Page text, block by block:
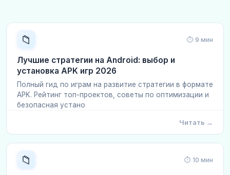
📁 ⏱ 9 мин
Лучшие стратегии на Android: выбор и
установка APK игр 2026
Полный гид по играм на развитие стратегии в формате
APK. Рейтинг топ-проектов, советы по оптимизации и
безопасная устано
Читать →
📁 ⏱ 10 мин